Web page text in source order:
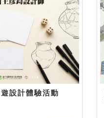
設計體驗活動